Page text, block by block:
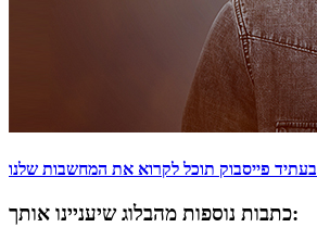
בעתיד פייסבוק תוכל לקרוא את המחשבות שלנו
כתבות נוספות מהבלוג שיעניינו אותך: